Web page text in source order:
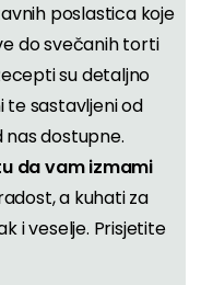
poslastica koje
do svečanih torti
su detaljno
te sastavljeni od
dostupne.
da vam izmami
a kuhati za
i veselje. Prisjetite